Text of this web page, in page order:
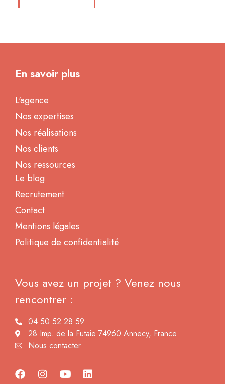
En savoir plus
L'agence
Nos expertises
Nos réalisations
Nos clients
Nos ressources
Le blog
Recrutement
Contact
Mentions légales
Politique de confidentialité
Vous avez un projet ? Venez nous
rencontrer :
04 50 52 28 59
28 Imp. de la Futaie 74960 Annecy, France
Nous contacter